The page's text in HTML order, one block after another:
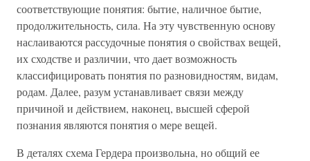
соответствующие понятия: бытие, наличное бытие,
продолжительность, сила. На эту чувственную основу
наслаиваются рассудочные понятия о свойствах вещей,
их сходстве и различии, что дает возможность
классифицировать понятия по разновидностям, видам,
родам. Далее, разум устанавливает связи между
причиной и действием, наконец, высшей сферой
познания являются понятия о мере вещей.
В деталях схема Гердера произвольна, но общий ее